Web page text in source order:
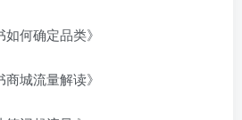
何确定品类》
城流量解读》